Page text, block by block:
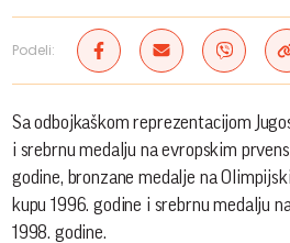
Podeli:
Sa odbojkaškom reprezentacijom
i srebrnu medalju na evropskim
godine, bronzane medalje na
kupu 1996. godine i srebrnu medalju
1998. godine.